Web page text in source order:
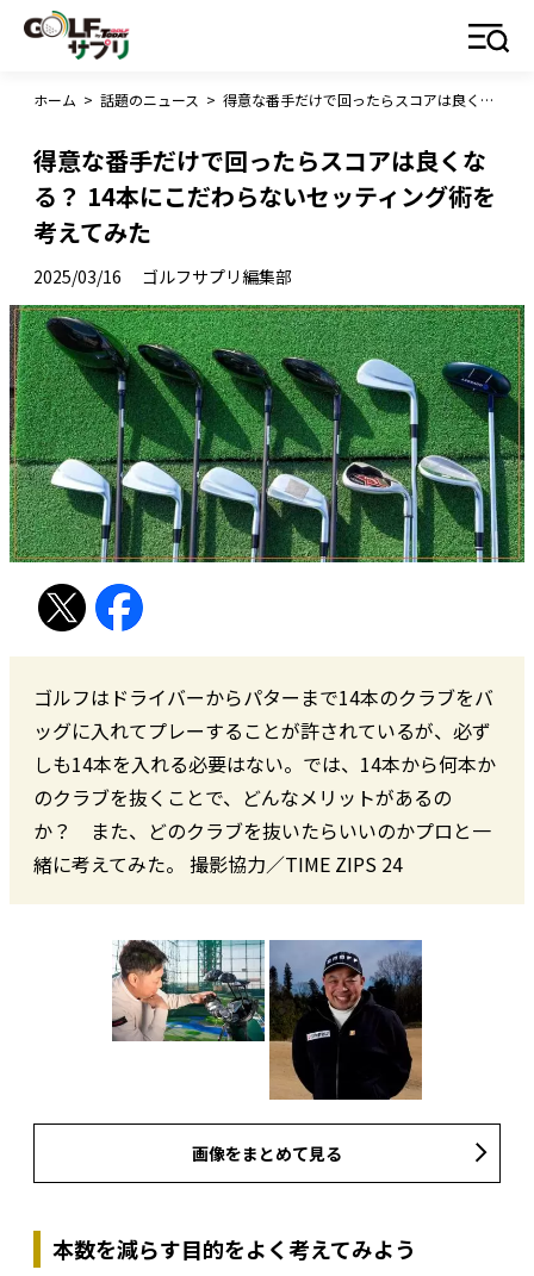
ホーム > 話題のニュース > 得意な番手だけで回ったらスコアは良くなる？ 14本にこだわらないセッティング術を考えてみた
得意な番手だけで回ったらスコアは良くな
る？ 14本にこだわらないセッティング術を
考えてみた
2025/03/16 ゴルフサプリ編集部
ゴルフはドライバーからパターまで14本のクラブをバ
ッグに入れてプレーすることが許されているが、必ず
しも14本を入れる必要はない。では、14本から何本か
のクラブを抜くことで、どんなメリットがあるの
か？ また、どのクラブを抜いたらいいのかプロと一
緒に考えてみた。 撮影協力／TIME ZIPS 24
画像をまとめて見る
本数を減らす目的をよく考えてみよう